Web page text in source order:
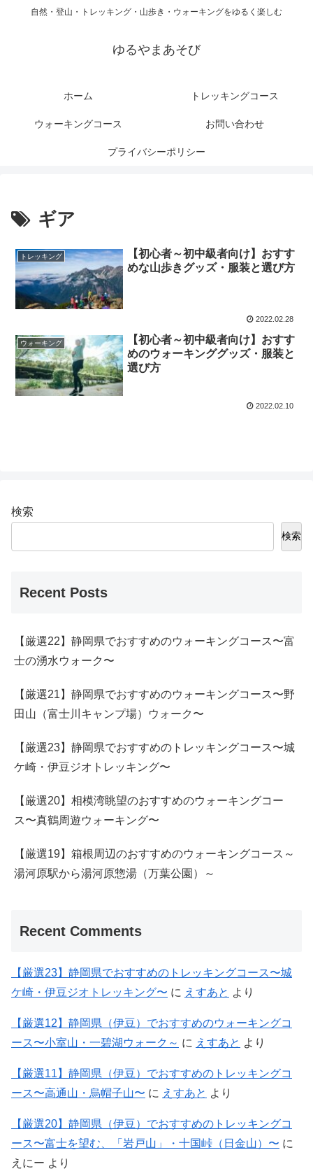
自然・登山・トレッキング・山歩き・ウォーキングをゆるく楽しむ
ゆるやまあそび
ホーム トレッキングコース
ウォーキングコース お問い合わせ
プライバシーポリシー
ギア
トレッキング
【初心者～初中級者向け】おすす
めな山歩きグッズ・服装と選び方
2022.02.28
ウォーキング
【初心者～初中級者向け】おすす
めのウォーキンググッズ・服装と
選び方
2022.02.10
検索
検索
Recent Posts
【厳選22】静岡県でおすすめのウォーキングコース〜富
士の湧水ウォーク〜
【厳選21】静岡県でおすすめのウォーキングコース〜野
田山（富士川キャンプ場）ウォーク〜
【厳選23】静岡県でおすすめのトレッキングコース〜城
ケ崎・伊豆ジオトレッキング〜
【厳選20】相模湾眺望のおすすめのウォーキングコー
ス〜真鶴周遊ウォーキング〜
【厳選19】箱根周辺のおすすめのウォーキングコース～
湯河原駅から湯河原惣湯（万葉公園）～
Recent Comments
【厳選23】静岡県でおすすめのトレッキングコース〜城
ケ崎・伊豆ジオトレッキング〜 に えすあと より
【厳選12】静岡県（伊豆）でおすすめのウォーキングコ
ース〜小室山・一碧湖ウォーク～ に えすあと より
【厳選11】静岡県（伊豆）でおすすめのトレッキングコ
ース〜高通山・烏帽子山〜 に えすあと より
【厳選20】静岡県（伊豆）でおすすめのトレッキングコ
ース〜富士を望む、「岩戸山」・十国峠（日金山）〜 に
えにー より